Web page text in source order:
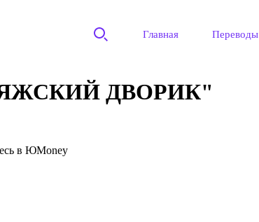
Главная Переводы
ДВОРИК"
в ЮMoney